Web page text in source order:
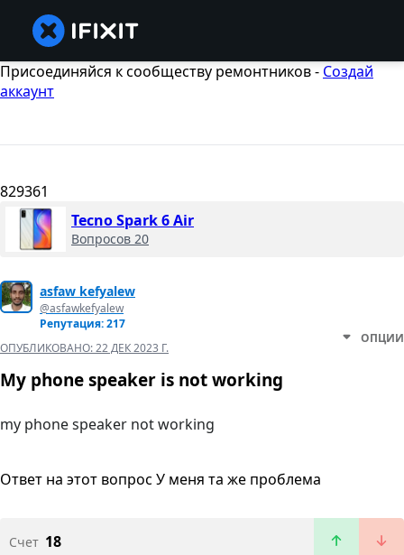
Присоединяйся к сообществу ремонтников - Создай
аккаунт
829361
Tecno Spark 6 Air
Вопросов 20
asfaw kefyalew
@asfawkefyalew
Репутация: 217
ОПУБЛИКОВАНО:22 ДЕК 2023 Г.
ОПЦИИ
My phone speaker is not working
my phone speaker not working
Ответ на этот вопрос У меня та же проблема
Счет 18